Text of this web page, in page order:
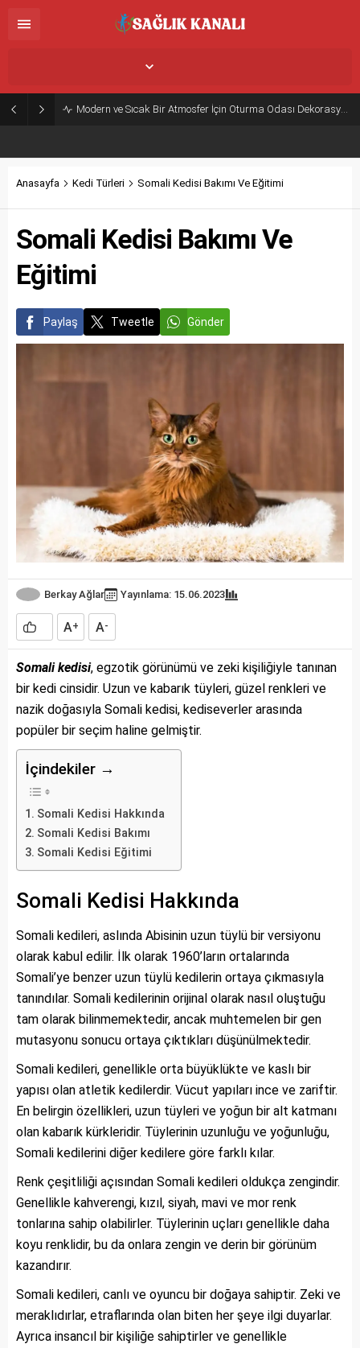
Modern ve Sıcak Bir Atmosfer İçin Oturma Odası Dekorasyon Önerileri
Anasayfa Kedi Türleri Somali Kedisi Bakımı Ve Eğitimi
Somali Kedisi Bakımı Ve
Eğitimi
Paylaş Tweetle Gönder
Berkay Ağlar Yayınlama: 15.06.2023
A+ A-
Somali kedisi, egzotik görünümü ve zeki kişiliğiyle tanınan
bir kedi cinsidir. Uzun ve kabarık tüyleri, güzel renkleri ve
nazik doğasıyla Somali kedisi, kediseverler arasında
popüler bir seçim haline gelmiştir.
İçindekiler →
Somali Kedisi Hakkında
Somali Kedisi Bakımı
Somali Kedisi Eğitimi
Somali Kedisi Hakkında
Somali kedileri, aslında Abisinin uzun tüylü bir versiyonu
olarak kabul edilir. İlk olarak 1960’ların ortalarında
Somali’ye benzer uzun tüylü kedilerin ortaya çıkmasıyla
tanındılar. Somali kedilerinin orijinal olarak nasıl oluştuğu
tam olarak bilinmemektedir, ancak muhtemelen bir gen
mutasyonu sonucu ortaya çıktıkları düşünülmektedir.
Somali kedileri, genellikle orta büyüklükte ve kaslı bir
yapısı olan atletik kedilerdir. Vücut yapıları ince ve zariftir.
En belirgin özellikleri, uzun tüyleri ve yoğun bir alt katmanı
olan kabarık kürkleridir. Tüylerinin uzunluğu ve yoğunluğu,
Somali kedilerini diğer kedilere göre farklı kılar.
Renk çeşitliliği açısından Somali kedileri oldukça zengindir.
Genellikle kahverengi, kızıl, siyah, mavi ve mor renk
tonlarına sahip olabilirler. Tüylerinin uçları genellikle daha
koyu renklidir, bu da onlara zengin ve derin bir görünüm
kazandırır.
Somali kedileri, canlı ve oyuncu bir doğaya sahiptir. Zeki ve
meraklıdırlar, etraflarında olan biten her şeye ilgi duyarlar.
Ayrıca insancıl bir kişiliğe sahiptirler ve genellikle